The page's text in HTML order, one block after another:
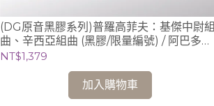
(DG原音黑膠系列)普羅高菲夫：基傑中尉組
曲、辛西亞組曲 (黑膠/限量編號) / 阿巴多
Claudio Abbado (指揮) 芝加哥交響樂團
NT$1,379
加入購物車